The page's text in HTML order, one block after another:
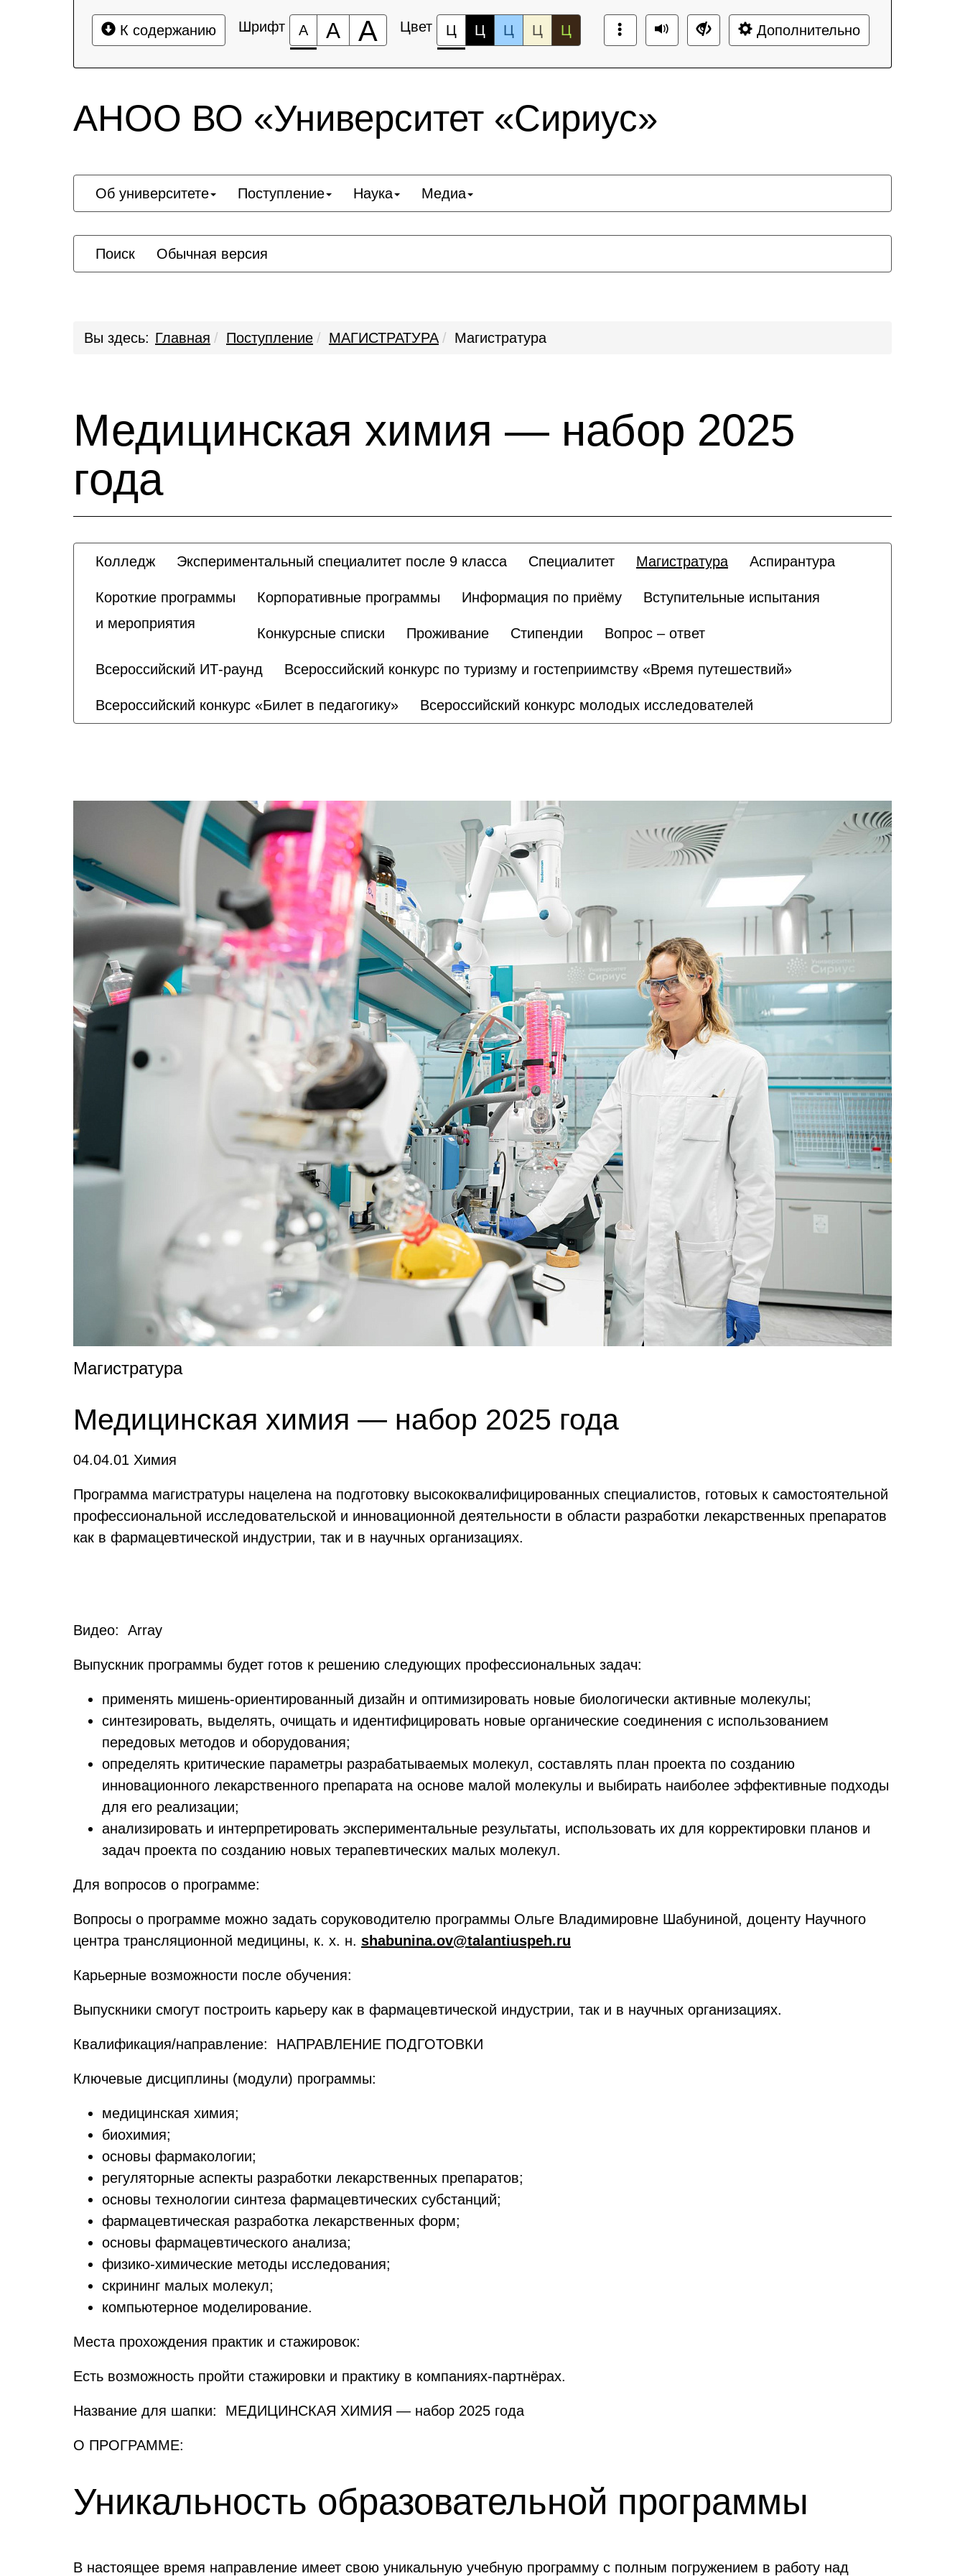
К содержанию Шрифт А А А Цвет Ц Ц Ц Ц Ц Дополнительно
АНОО ВО «Университет «Сириус»
Об университете Поступление Наука Медиа
Поиск Обычная версия
Вы здесь: Главная Поступление МАГИСТРАТУРА Магистратура
Медицинская химия — набор 2025
года
Колледж Экспериментальный специалитет после 9 класса Специалитет Магистратура Аспирантура
Короткие программы
и мероприятия
Корпоративные программы Информация по приёму Вступительные испытания
Конкурсные списки Проживание Стипендии Вопрос – ответ
Всероссийский ИТ-раунд Всероссийский конкурс по туризму и гостеприимству «Время путешествий»
Всероссийский конкурс «Билет в педагогику» Всероссийский конкурс молодых исследователей
Магистратура
Медицинская химия — набор 2025 года
04.04.01 Химия
Программа магистратуры нацелена на подготовку высококвалифицированных специалистов, готовых к самостоятельной
профессиональной исследовательской и инновационной деятельности в области разработки лекарственных препаратов
как в фармацевтической индустрии, так и в научных организациях.
Видео: Array
Выпускник программы будет готов к решению следующих профессиональных задач:
применять мишень-ориентированный дизайн и оптимизировать новые биологически активные молекулы;
синтезировать, выделять, очищать и идентифицировать новые органические соединения с использованием
передовых методов и оборудования;
определять критические параметры разрабатываемых молекул, составлять план проекта по созданию
инновационного лекарственного препарата на основе малой молекулы и выбирать наиболее эффективные подходы
для его реализации;
анализировать и интерпретировать экспериментальные результаты, использовать их для корректировки планов и
задач проекта по созданию новых терапевтических малых молекул.
Для вопросов о программе:
Вопросы о программе можно задать соруководителю программы Ольге Владимировне Шабуниной, доценту Научного
центра трансляционной медицины, к. х. н. shabunina.ov@talantiuspeh.ru
Карьерные возможности после обучения:
Выпускники смогут построить карьеру как в фармацевтической индустрии, так и в научных организациях.
Квалификация/направление: НАПРАВЛЕНИЕ ПОДГОТОВКИ
Ключевые дисциплины (модули) программы:
медицинская химия;
биохимия;
основы фармакологии;
регуляторные аспекты разработки лекарственных препаратов;
основы технологии синтеза фармацевтических субстанций;
фармацевтическая разработка лекарственных форм;
основы фармацевтического анализа;
физико-химические методы исследования;
скрининг малых молекул;
компьютерное моделирование.
Места прохождения практик и стажировок:
Есть возможность пройти стажировки и практику в компаниях-партнёрах.
Название для шапки: МЕДИЦИНСКАЯ ХИМИЯ — набор 2025 года
О ПРОГРАММЕ:
Уникальность образовательной программы
В настоящее время направление имеет свою уникальную учебную программу с полным погружением в работу над